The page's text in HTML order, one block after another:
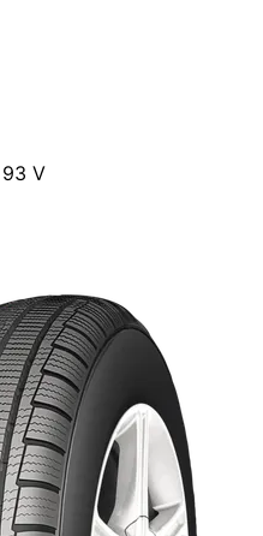
93 V